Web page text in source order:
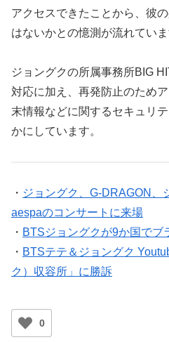
アクセスできたことから、彼
はないかとの憶測が流れていま
ジョングクの所属事務所BIG
対応に加え、再発防止のため
末情報などに関するセキュリ
かにしています。
・ ジョングク、G-DRAGON、
aespaのコンサートに来場
・ BTSジョングクが9か国でブ
・ BTSテテ＆ジョングク
ク）収容所」に勝訴
0